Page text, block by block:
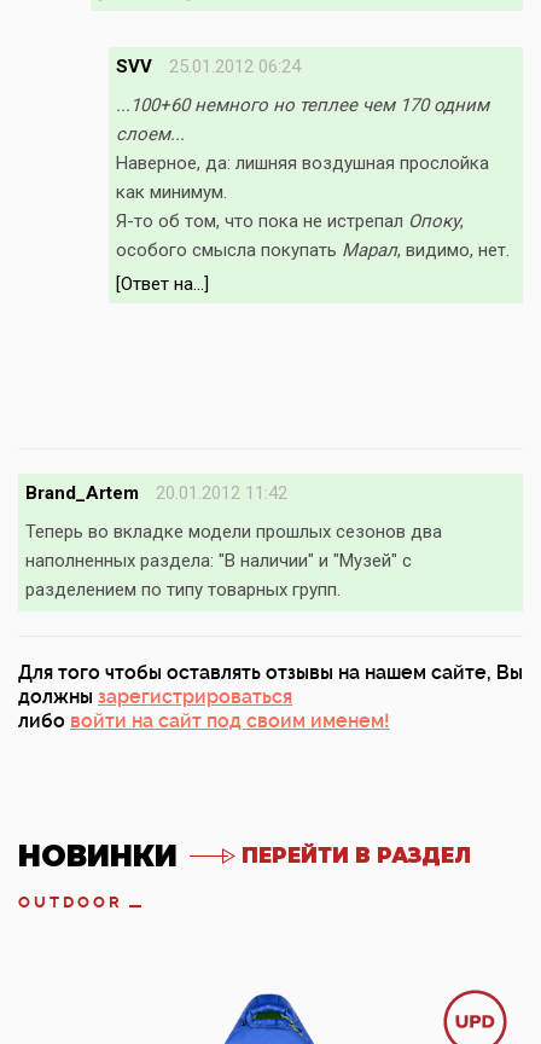
SVV
25.01.2012 06:24
...100+60 немного но теплее чем 170 одним
слоем...
Наверное, да: лишняя воздушная прослойка
как минимум.
Я-то об том, что пока не истрепал Опоку,
особого смысла покупать Марал, видимо, нет.
[Ответ на...]
Brand_Artem
20.01.2012 11:42
Теперь во вкладке модели прошлых сезонов два
наполненных раздела: "В наличии" и "Музей" с
разделением по типу товарных групп.
Для того чтобы оставлять отзывы на нашем сайте, Вы
должны зарегистрироваться
либо войти на сайт под своим именем!
НОВИНКИ ПЕРЕЙТИ В РАЗДЕЛ
OUTDOOR